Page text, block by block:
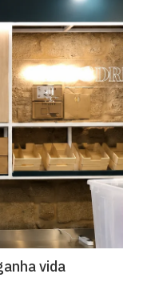
vida